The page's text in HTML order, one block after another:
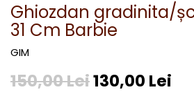
Ghiozdan gradinita/
31 Cm Barbie
GIM
150,00 Lei130,00 Lei